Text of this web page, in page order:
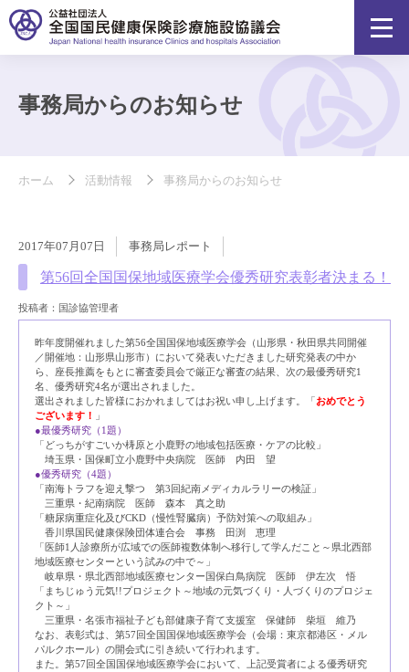
事務局からのお知らせ
ホーム 活動情報 事務局からのお知らせ
2017年07月07日 事務局レポート
第56回全国国保地域医療学会優秀研究表彰者決まる！
投稿者：国診協管理者
昨年度開催れました第56全国国保地域医療学会（山形県・秋田県共同開催
／開催地：山形県山形市）において発表いただきました研究発表の中か
ら、座長推薦をもとに審査委員会で厳正な審査の結果、次の最優秀研究1
名、優秀研究4名が選出されました。
選出されました皆様におかれましてはお祝い申し上げます。「 おめでとう
ございます！
」
●最優秀研究（1題）
「どっちがすごいか梼原と小鹿野の地域包括医療・ケアの比較」
埼玉県・国保町立小鹿野中央病院 医師 内田 望
●優秀研究（4題）
「南海トラフを迎え撃つ 第3回紀南メディカルラリーの検証」
三重県・紀南病院 医師 森本 真之助
「糖尿病重症化及びCKD（慢性腎臓病）予防対策への取組み」
香川県国民健康保険団体連合会 事務 田渕 恵理
「医師1人診療所が広域での医師複数体制へ移行して学んだこと～県北西部
地域医療センターという試みの中で～」
岐阜県・県北西部地域医療センター国保白鳥病院 医師 伊左次 悟
「まちじゅう元気!!プロジェクト～地域の元気づくり・人づくりのプロジェ
クト～」
三重県・名張市福祉子ども部健康子育て支援室 保健師 柴垣 維乃
なお、表彰式は、第57回全国国保地域医療学会（会場：東京都港区・メル
パルクホール）の開会式に引き続いて行われます。
また。第57回全国国保地域医療学会において、上記受賞者による優秀研究